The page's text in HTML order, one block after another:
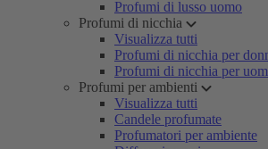
Profumi di lusso uomo
Profumi di nicchia
Visualizza tutti
Profumi di nicchia per
Profumi di nicchia per
Profumi per ambienti
Visualizza tutti
Candele profumate
Profumatori per ambiente